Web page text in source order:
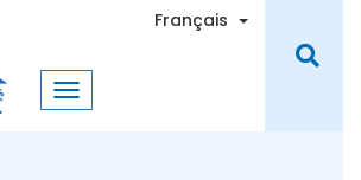
Français Toggle